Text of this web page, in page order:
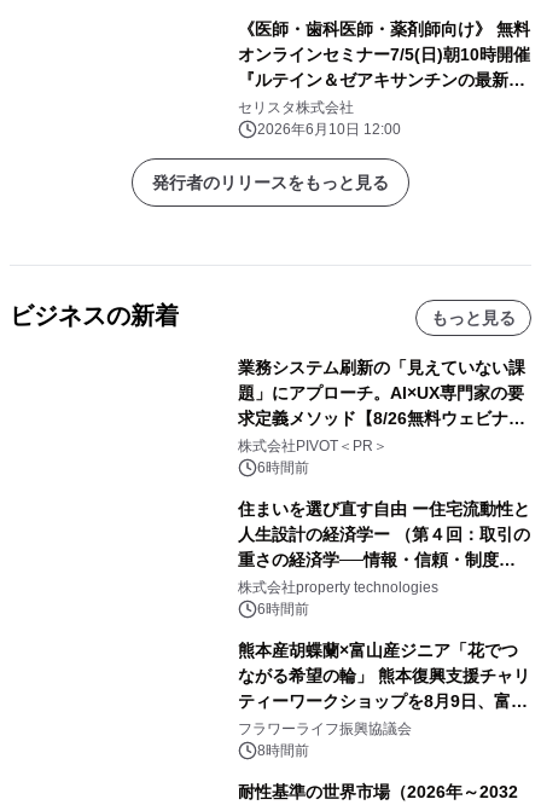
《医師・歯科医師・薬剤師向け》 無料
オンラインセミナー7/5(日)朝10時開催
『ルテイン＆ゼアキサンチンの最新エ
ビデンス～ 黄斑色素から読み解く視機
能』 橋本 正史先生(ケミン・ジャパン
株式会社 / 代表取締役)
セリスタ株式会社
2026年6月10日 12:00
発行者のリリースをもっと見る
ビジネスの新着 もっと見る
業務システム刷新の「見えていない課
題」にアプローチ。AI×UX専門家の要
求定義メソッド【8/26無料ウェビナ
ー】株式会社PIVOT
株式会社PIVOT＜PR＞
6時間前
住まいを選び直す自由 ー住宅流動性と
人生設計の経済学ー （第４回：取引の
重さの経済学──情報・信頼・制度を
PropTechはどう組み替えるか）｜
PropTech-Lab
株式会社property technologies
6時間前
熊本産胡蝶蘭×富山産ジニア「花でつ
ながる希望の輪」 熊本復興支援チャリ
ティーワークショップを8月9日、富
山・射水で開催
フラワーライフ振興協議会
8時間前
耐性基準の世界市場（2026年～2032